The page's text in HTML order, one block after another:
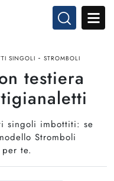
SINGOLI - STROMBOLI
testiera
singoli imbottiti: se
Stromboli
te.